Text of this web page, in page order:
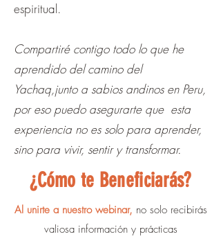
espiritual.
Compartiré contigo todo lo que he
aprendido del camino del
Yachaq,junto a sabios andinos en Peru,
por eso puedo asegurarte que esta
experiencia no es solo para aprender,
sino para vivir, sentir y transformar.
¿Cómo te Beneficiarás?
Al unirte a nuestro webinar, no solo recibirás
valiosa información y prácticas